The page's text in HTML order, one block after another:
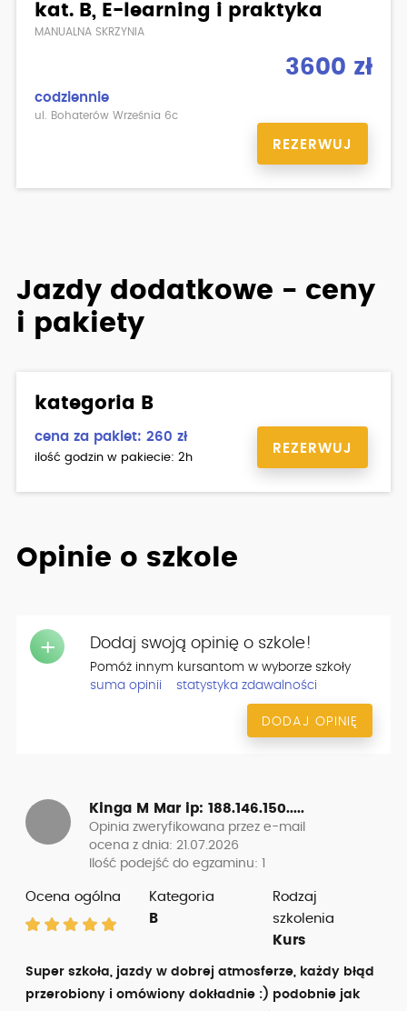
badania lekarskie
kat. B, E-learning i praktyka
MANUALNA SKRZYNIA
3600 zł
codziennie
ul. Bohaterów Września 6c
REZERWUJ
Jazdy dodatkowe - ceny
i pakiety
kategoria B
cena za pakiet: 260 zł
ilość godzin w pakiecie: 2h
REZERWUJ
Opinie o szkole
+ Dodaj swoją opinię o szkole!
Pomóż innym kursantom w wyborze szkoły
suma opinii
statystyka zdawalności
DODAJ OPINIĘ
Kinga M Mar ip: 188.146.150.....
Opinia zweryfikowana przez e-mail
ocena z dnia: 21.07.2026
Ilość podejść do egzaminu: 1
Ocena ogólna
Kategoria
B
Rodzaj
szkolenia
Kurs
Super szkoła, jazdy w dobrej atmosferze, każdy błąd
przerobiony i omówiony dokładnie :) podobnie jak